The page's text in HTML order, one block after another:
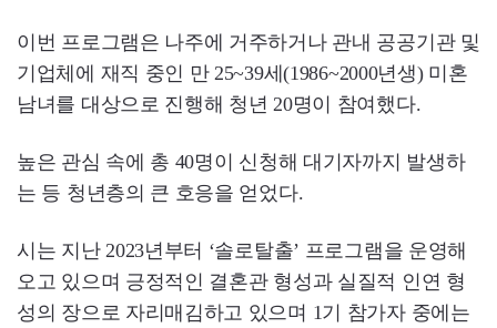
이번 프로그램은 나주에 거주하거나 관내 공공기관 및
기업체에 재직 중인 만 25~39세(1986~2000년생) 미혼
남녀를 대상으로 진행해 청년 20명이 참여했다.
높은 관심 속에 총 40명이 신청해 대기자까지 발생하
는 등 청년층의 큰 호응을 얻었다.
시는 지난 2023년부터 ‘솔로탈출’ 프로그램을 운영해
오고 있으며 긍정적인 결혼관 형성과 실질적 인연 형
성의 장으로 자리매김하고 있으며 1기 참가자 중에는